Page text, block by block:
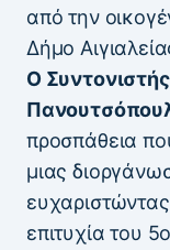
από την
Δήμο
Ο
προσπάθεια
μιας
επιτυχία του